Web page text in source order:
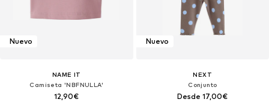
Nuevo
NAME IT
Camiseta 'NBFNULLA'
12,90€
Nuevo
NEXT
Conjunto
Desde 17,00€